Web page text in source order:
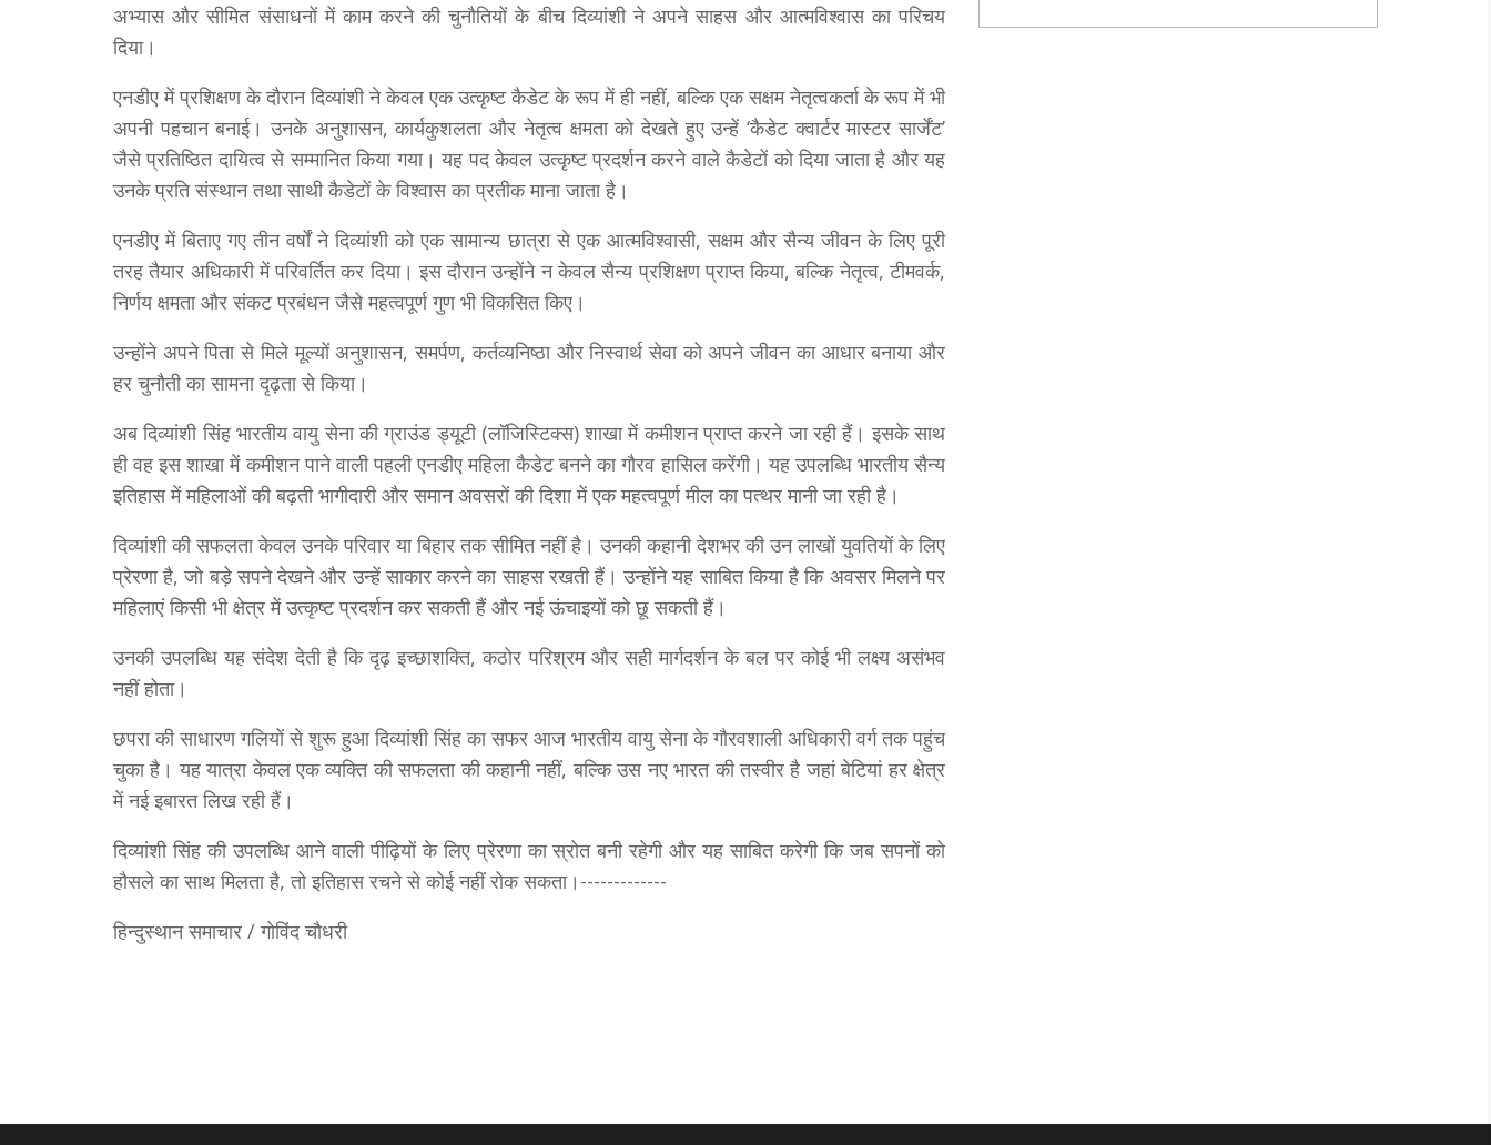
अभ्यास और सीमित संसाधनों में काम करने की चुनौतियों के बीच दिव्यांशी ने अपने साहस और आत्मविश्वास का परिचय
दिया।
एनडीए में प्रशिक्षण के दौरान दिव्यांशी ने केवल एक उत्कृष्ट कैडेट के रूप में ही नहीं, बल्कि एक सक्षम नेतृत्वकर्ता के रूप में भी
अपनी पहचान बनाई। उनके अनुशासन, कार्यकुशलता और नेतृत्व क्षमता को देखते हुए उन्हें ‘कैडेट क्वार्टर मास्टर सार्जेंट’
जैसे प्रतिष्ठित दायित्व से सम्मानित किया गया। यह पद केवल उत्कृष्ट प्रदर्शन करने वाले कैडेटों को दिया जाता है और यह
उनके प्रति संस्थान तथा साथी कैडेटों के विश्वास का प्रतीक माना जाता है।
एनडीए में बिताए गए तीन वर्षों ने दिव्यांशी को एक सामान्य छात्रा से एक आत्मविश्वासी, सक्षम और सैन्य जीवन के लिए पूरी
तरह तैयार अधिकारी में परिवर्तित कर दिया। इस दौरान उन्होंने न केवल सैन्य प्रशिक्षण प्राप्त किया, बल्कि नेतृत्व, टीमवर्क,
निर्णय क्षमता और संकट प्रबंधन जैसे महत्वपूर्ण गुण भी विकसित किए।
उन्होंने अपने पिता से मिले मूल्यों अनुशासन, समर्पण, कर्तव्यनिष्ठा और निस्वार्थ सेवा को अपने जीवन का आधार बनाया और
हर चुनौती का सामना दृढ़ता से किया।
अब दिव्यांशी सिंह भारतीय वायु सेना की ग्राउंड ड्यूटी (लॉजिस्टिक्स) शाखा में कमीशन प्राप्त करने जा रही हैं। इसके साथ
ही वह इस शाखा में कमीशन पाने वाली पहली एनडीए महिला कैडेट बनने का गौरव हासिल करेंगी। यह उपलब्धि भारतीय सैन्य
इतिहास में महिलाओं की बढ़ती भागीदारी और समान अवसरों की दिशा में एक महत्वपूर्ण मील का पत्थर मानी जा रही है।
दिव्यांशी की सफलता केवल उनके परिवार या बिहार तक सीमित नहीं है। उनकी कहानी देशभर की उन लाखों युवतियों के लिए
प्रेरणा है, जो बड़े सपने देखने और उन्हें साकार करने का साहस रखती हैं। उन्होंने यह साबित किया है कि अवसर मिलने पर
महिलाएं किसी भी क्षेत्र में उत्कृष्ट प्रदर्शन कर सकती हैं और नई ऊंचाइयों को छू सकती हैं।
उनकी उपलब्धि यह संदेश देती है कि दृढ़ इच्छाशक्ति, कठोर परिश्रम और सही मार्गदर्शन के बल पर कोई भी लक्ष्य असंभव
नहीं होता।
छपरा की साधारण गलियों से शुरू हुआ दिव्यांशी सिंह का सफर आज भारतीय वायु सेना के गौरवशाली अधिकारी वर्ग तक पहुंच
चुका है। यह यात्रा केवल एक व्यक्ति की सफलता की कहानी नहीं, बल्कि उस नए भारत की तस्वीर है जहां बेटियां हर क्षेत्र
में नई इबारत लिख रही हैं।
दिव्यांशी सिंह की उपलब्धि आने वाली पीढ़ियों के लिए प्रेरणा का स्रोत बनी रहेगी और यह साबित करेगी कि जब सपनों को
हौसले का साथ मिलता है, तो इतिहास रचने से कोई नहीं रोक सकता।-------------
हिन्दुस्थान समाचार / गोविंद चौधरी
लेकर बाबा बैद्यनाथ धाम की ओर बढ़ रहे कांवरियों के ..